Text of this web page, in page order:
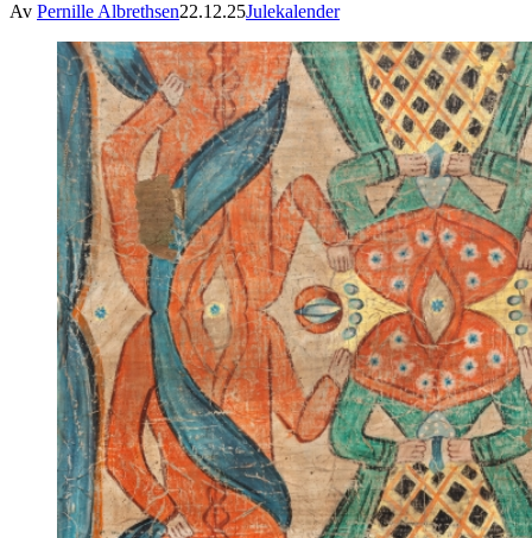
Av Pernille Albrethsen22.12.25Julekalender